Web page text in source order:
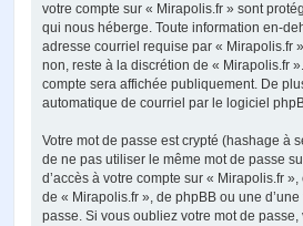
votre compte sur « Mirapolis.fr » sont
qui nous héberge. Toute information en-
adresse courriel requise par « Mirapolis.fr
non, reste à la discrétion de « Mirapolis.fr
compte sera affichée publiquement. De
automatique de courriel par le logiciel
Votre mot de passe est crypté (hashage à
de ne pas utiliser le même mot de passe
d’accès à votre compte sur « Mirapolis.fr
de « Mirapolis.fr », de phpBB ou une
passe. Si vous oubliez votre mot de